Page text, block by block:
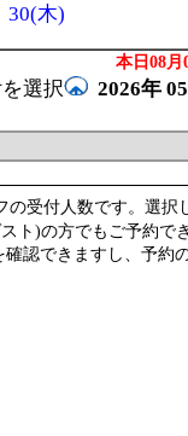
30(木)
本日08月
を選択 2026年
受付人数です。選
ト)の方でもご予約で
認できますし、予約